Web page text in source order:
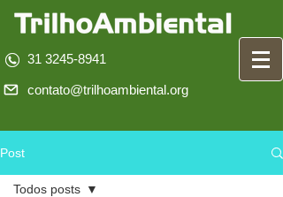
31 3245-8941
contato@trilhoambiental.org
Post
Todos posts